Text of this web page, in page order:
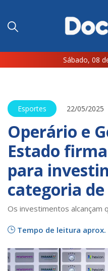
Sábado, 08
Esportes 22/05/2025
Operário e
Estado
para
categoria de
Os investimentos alcançam
Tempo de leitura aprox.